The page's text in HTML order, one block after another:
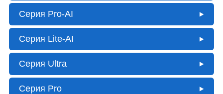
Серия Pro-AI
Серия Lite-AI
Серия Ultra
Серия Pro